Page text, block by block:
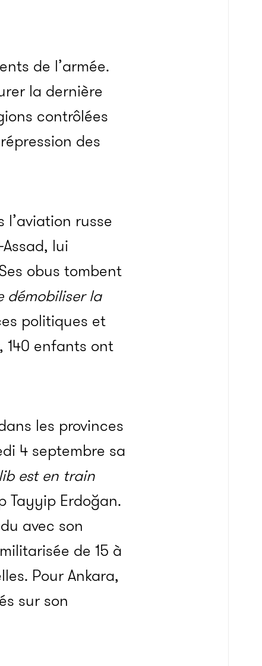
de l’armée.
la dernière
contrôlées
des
l’aviation russe
lui
obus tombent
démobiliser la
politiques et
140 enfants ont
les provinces
4 septembre sa
est en train
Tayyip Erdoğan.
avec son
de 15 à
Pour Ankara,
sur son